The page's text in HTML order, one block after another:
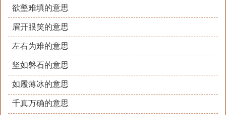
欲壑难填的意思
眉开眼笑的意思
左右为难的意思
坚如磐石的意思
如履薄冰的意思
千真万确的意思